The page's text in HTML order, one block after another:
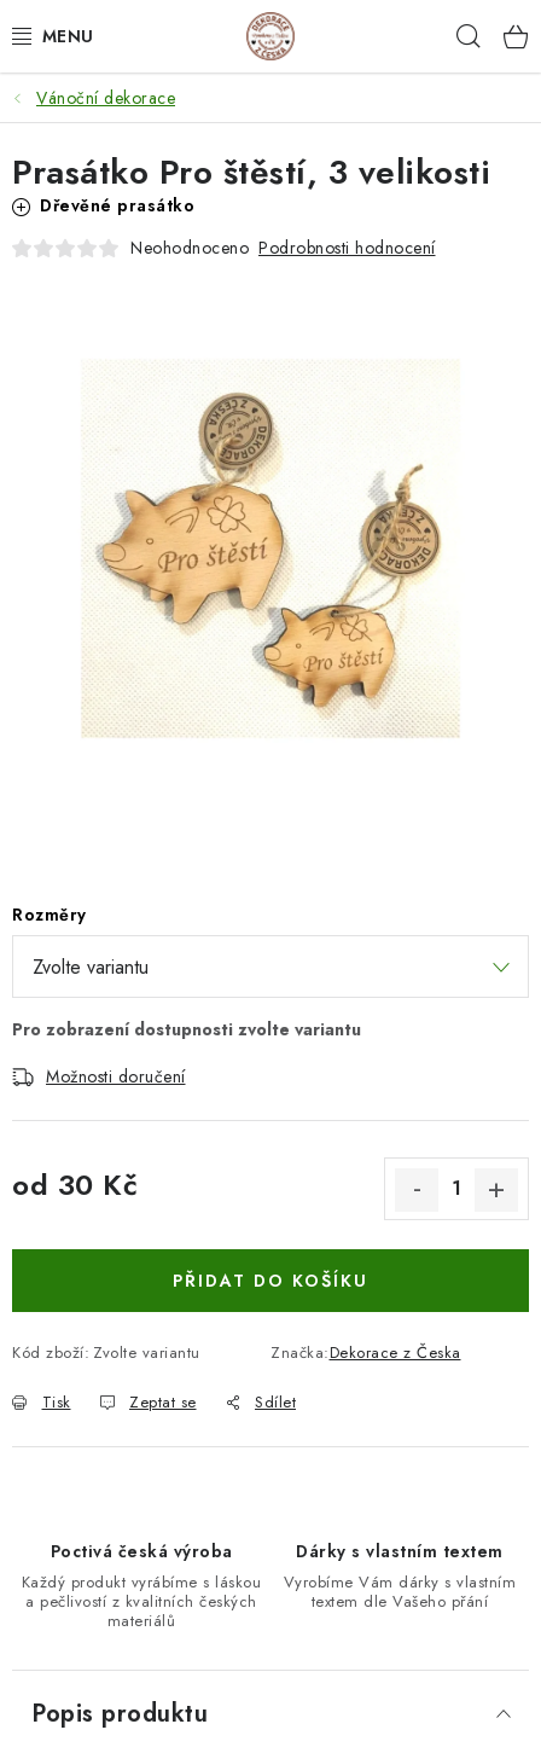
na
NEJPRODÁVANĚJŠÍ
SVATEBNÍ DARY/ DEKORACE 💍
PERSONALIZOVANÉ DÁRKY ✨
DŘEVĚNÉ DEKORACE
SEZÓNNÍ DEKORACE
DÁRKY Z LÁSKY
NOVINKY
🔥 AKCE A SLEVY
Zakázková výroba
Spolupracujeme Blog
Vánoční dekorace
Rozměry
Možnosti doručení
od 30 Kč
PŘIDAT DO KOŠÍKU
Kód zboží: Zvolte variantu Značka:Dekorace z Česka
Tisk Zeptat se Sdílet
Prasátko Pro štěstí, 3 velikosti
Dřevěné prasátko
Neohodnoceno Podrobnosti hodnocení
Poctivá česká výroba
Každý produkt vyrábíme s láskou
a pečlivostí z kvalitních českých
materiálů
Dárky s vlastním textem
Vyrobíme Vám dárky s vlastním
textem dle Vašeho přání
Popis produktu